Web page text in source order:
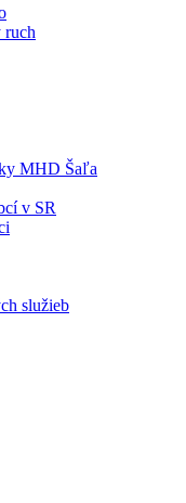
ruch
MHD Šaľa
v SR
služieb